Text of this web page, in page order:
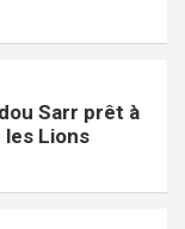
Sarr prêt à
les Lions